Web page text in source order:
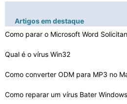
Como converter arquivos LDraw
Como converter Foobar para Gapless
Artigos em destaque
Qual é o vírus Win32
Como converter ODM para MP3 no
Como reparar um vírus Bater